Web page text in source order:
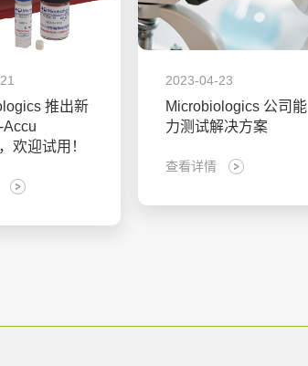
推出新
Accu
欢迎试用！
2023-04-23
Microbiologics 公司能
力测试解决方案
查看详情